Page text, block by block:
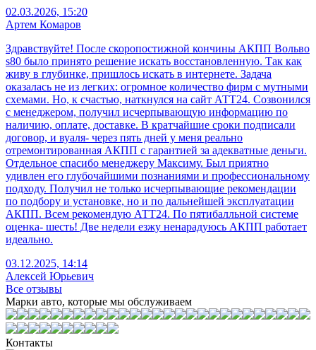
02.03.2026, 15:20
Артем Комаров
Здравствуйте! После скоропостижной кончины АКПП Вольво
s80 было принято решение искать восстановленную. Так как
живу в глубинке, пришлось искать в интернете. Задача
оказалась не из легких: огромное количество фирм с мутными
схемами. Но, к счастью, наткнулся на сайт АТТ24. Созвонился
с менеджером, получил исчерпывающую информацию по
наличию, оплате, доставке. В кратчайшие сроки подписали
договор, и вуаля- через пять дней у меня реально
отремонтированная АКПП с гарантией за адекватные деньги.
Отдельное спасибо менеджеру Максиму. Был приятно
удивлен его глубочайшими познаниями и профессиональному
подходу. Получил не только исчерпывающие рекомендации
по подбору и установке, но и по дальнейшей эксплуатации
АКПП. Всем рекомендую АТТ24. По пятибалльной системе
оценка- шесть! Две недели езжу ненарадуюсь АКПП работает
идеально.
03.12.2025, 14:14
Алексей Юрьевич
Все отзывы
Марки авто, которые мы обслуживаем
Контакты